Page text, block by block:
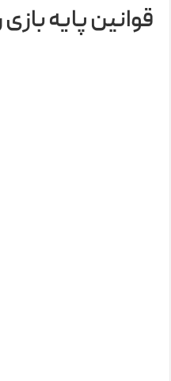
قوانین پایه